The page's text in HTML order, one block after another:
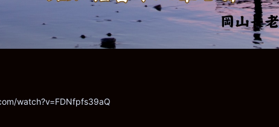
watch?v=FDNfpfs39aQ